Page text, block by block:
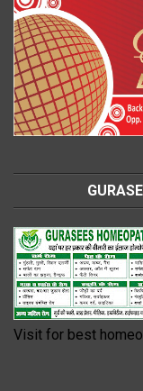
Visit for best